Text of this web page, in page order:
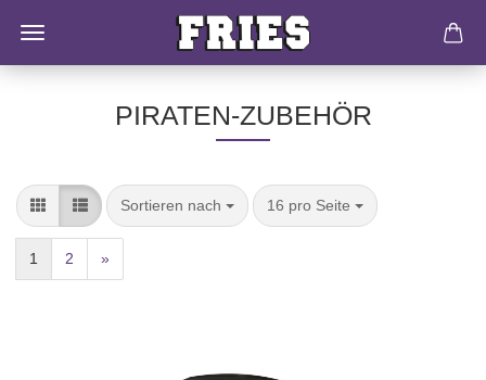
PIRATEN-ZUBEHÖR
Sortieren nach 16 pro Seite
1 2 »